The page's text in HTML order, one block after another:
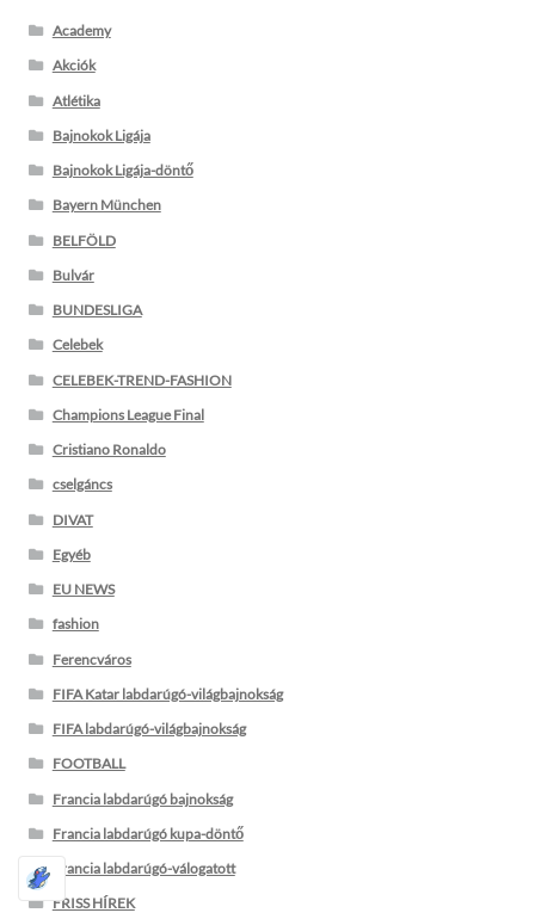
Academy
Akciók
Atlétika
Bajnokok Ligája
Bajnokok Ligája-döntő
Bayern München
BELFÖLD
Bulvár
BUNDESLIGA
Celebek
CELEBEK-TREND-FASHION
Champions League Final
Cristiano Ronaldo
cselgáncs
DIVAT
Egyéb
EU NEWS
fashion
Ferencváros
FIFA Katar labdarúgó-világbajnokság
FIFA labdarúgó-világbajnokság
FOOTBALL
Francia labdarúgó bajnokság
Francia labdarúgó kupa-döntő
Francia labdarúgó-válogatott
FRISS HÍREK